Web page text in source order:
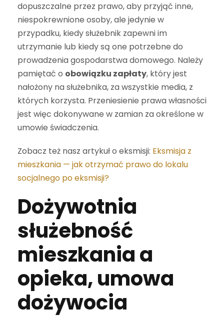
dopuszczalne przez prawo, aby przyjąć inne,
niespokrewnione osoby, ale jedynie w
przypadku, kiedy służebnik zapewni im
utrzymanie lub kiedy są one potrzebne do
prowadzenia gospodarstwa domowego. Należy
pamiętać o obowiązku zapłaty, który jest
nałożony na służebnika, za wszystkie media, z
których korzysta. Przeniesienie prawa własności
jest więc dokonywane w zamian za określone w
umowie świadczenia.
Zobacz też nasz artykuł o eksmisji: Eksmisja z
mieszkania — jak otrzymać prawo do lokalu
socjalnego po eksmisji?
Dożywotnia
służebność
mieszkania a
opieka, umowa
dożywocia